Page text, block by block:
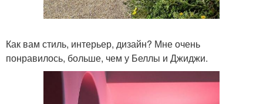
Как вам стиль, интерьер, дизайн? Мне очень
понравилось, больше, чем у Беллы и Джиджи.